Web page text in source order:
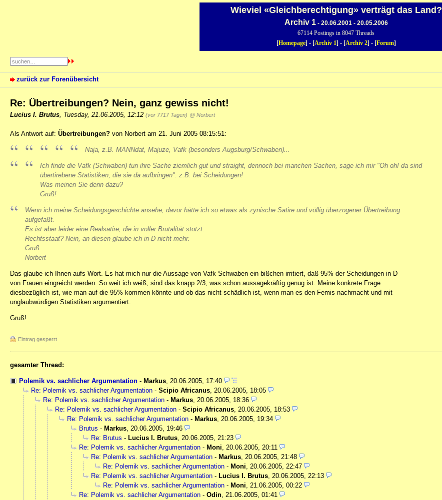
Wieviel «Gleichberechtigung» verträgt das Land?
Archiv 1- 20.06.2001 - 20.05.2006
67114 Postings in 8047 Threads
[Homepage] - [Archiv 1] - [Archiv 2] - [Forum]
zurück zur Forenübersicht
Re: Übertreibungen? Nein, ganz gewiss nicht!
Lucius I. Brutus Tuesday, 21.06.2005, 12:12 (vor 7717 Tagen) @ Norbert
Als Antwort auf: Übertreibungen? von Norbert am 21. Juni 2005 08:15:51:
Naja, z.B. MANNdat, Majuze, Vafk (besonders Augsburg/Schwaben)...
Ich finde die Vafk (Schwaben) tun ihre Sache ziemlich gut und straight, dennoch bei manchen Sachen, sage ich mir "Oh oh! da sind
übertirebene Statistiken, die sie da aufbringen". z.B. bei Scheidungen!
Was meinen Sie denn dazu?
Gruß!
Wenn ich meine Scheidungsgeschichte ansehe, davor hätte ich so etwas als zynische Satire und völlig überzogener Übertreibung
aufgefaßt.
Es ist aber leider eine Realsatire, die in voller Brutalität stotzt.
Rechtsstaat? Nein, an diesen glaube ich in D nicht mehr.
Gruß
Norbert
Das glaube ich Ihnen aufs Wort. Es hat mich nur die Aussage von Vafk Schwaben ein bißchen irritiert, daß 95% der Scheidungen in D
von Frauen eingreicht werden. So weit ich weiß, sind das knapp 2/3, was schon aussagekräftig genug ist. Meine konkrete Frage
diesbezüglich ist, wie man auf die 95% kommen könnte und ob das nicht schädlich ist, wenn man es den Femis nachmacht und mit
unglaubwürdigen Statistiken argumentiert.
Gruß!
Eintrag gesperrt
gesamter Thread:
Polemik vs. sachlicher Argumentation - Markus, 20.06.2005, 17:40
Re: Polemik vs. sachlicher Argumentation - Scipio Africanus, 20.06.2005, 18:05
Re: Polemik vs. sachlicher Argumentation - Markus, 20.06.2005, 18:36
Re: Polemik vs. sachlicher Argumentation - Scipio Africanus, 20.06.2005, 18:53
Re: Polemik vs. sachlicher Argumentation - Markus, 20.06.2005, 19:34
Brutus - Markus, 20.06.2005, 19:46
Re: Brutus - Lucius I. Brutus, 20.06.2005, 21:23
Re: Polemik vs. sachlicher Argumentation - Moni, 20.06.2005, 20:11
Re: Polemik vs. sachlicher Argumentation - Markus, 20.06.2005, 21:48
Re: Polemik vs. sachlicher Argumentation - Moni, 20.06.2005, 22:47
Re: Polemik vs. sachlicher Argumentation - Lucius I. Brutus, 20.06.2005, 22:13
Re: Polemik vs. sachlicher Argumentation - Moni, 21.06.2005, 00:22
Re: Polemik vs. sachlicher Argumentation - Odin, 21.06.2005, 01:41